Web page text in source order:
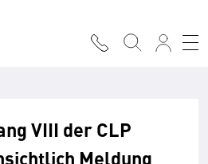
VIII der CLP
Meldung